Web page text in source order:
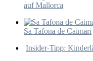
auf Mallorca
Sa Tafona de Caimari
Insider-Tipp: